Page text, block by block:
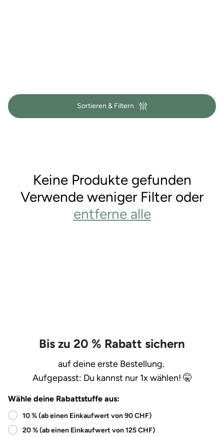
Sortieren & Filtern
Keine Produkte gefunden
Verwende weniger Filter oder
entferne alle
Bis zu 20 % Rabatt sichern
auf deine erste Bestellung.
Aufgepasst: Du kannst nur 1x wählen! 🤫
Wähle deine Rabattstuffe aus:
10 % (ab einen Einkaufwert von 90 CHF)
20 % (ab einen Einkaufwert von 125 CHF)